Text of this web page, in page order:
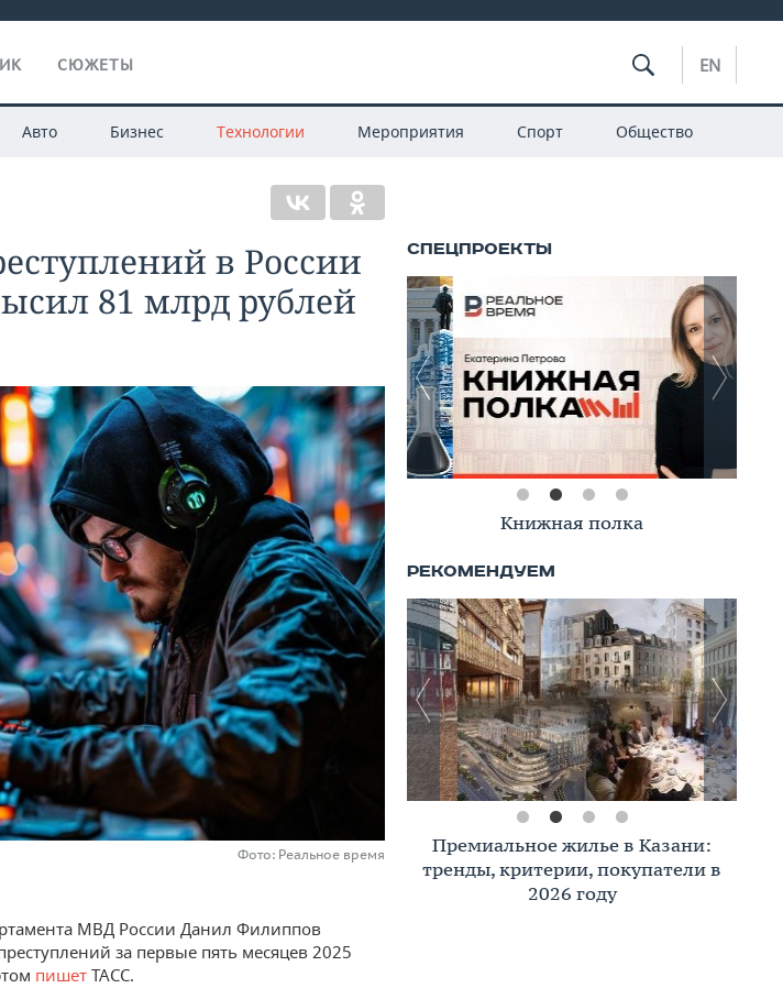
СЮЖЕТЫ EN
Авто Бизнес Технологии Мероприятия Спорт Общество
в России
81 млрд рублей
Фото: Реальное время
МВД России Данил Филиппов
за первые пять месяцев 2025
пишет ТАСС.
Книжная полка
Премиальное жилье в Казани:
тренды, критерии, покупатели в
2026 году